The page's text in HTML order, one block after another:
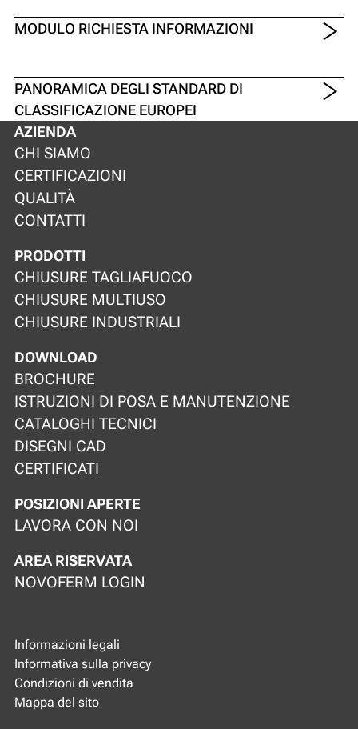
MODULO RICHIESTA INFORMAZIONI
PANORAMICA DEGLI STANDARD DI
CLASSIFICAZIONE EUROPEI
AZIENDA
CHI SIAMO
CERTIFICAZIONI
QUALITÀ
CONTATTI
PRODOTTI
CHIUSURE TAGLIAFUOCO
CHIUSURE MULTIUSO
CHIUSURE INDUSTRIALI
DOWNLOAD
BROCHURE
ISTRUZIONI DI POSA E MANUTENZIONE
CATALOGHI TECNICI
DISEGNI CAD
CERTIFICATI
POSIZIONI APERTE
LAVORA CON NOI
AREA RISERVATA
NOVOFERM LOGIN
Informazioni legali
Informativa sulla privacy
Condizioni di vendita
Mappa del sito